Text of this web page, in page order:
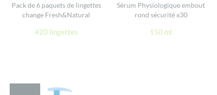
Pack de 6 paquets de lingettes
change Fresh&Natural
420 lingettes
Sérum Physiologique embout
rond sécurité x30
150 ml